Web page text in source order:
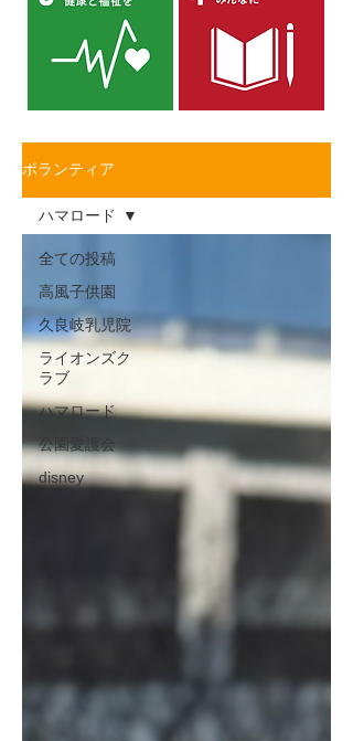
ボランティア
全ての投稿
高風子供園
久良岐乳児院
ライオンズク
ラブ
ハマロード
公園愛護会
disney
ハマロード